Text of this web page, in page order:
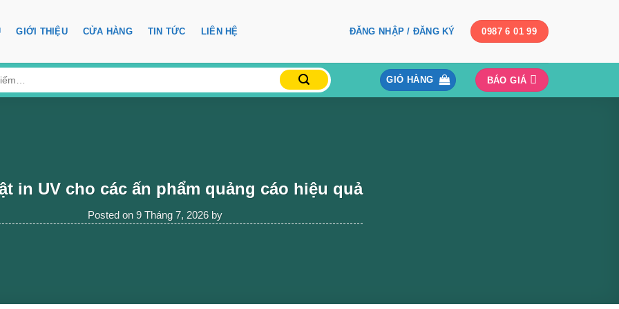
GIỚI THIỆU CỬA HÀNG TIN TỨC LIÊN HỆ ĐĂNG NHẬP / ĐĂNG KÝ 0987 6 01 99
GIỎ HÀNG BÁO GIÁ
in UV cho các ấn phẩm quảng cáo hiệu quả
Posted on 9 Tháng 7, 2026by